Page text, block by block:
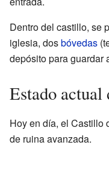
Dentro del castillo, se
iglesia, dosbóvedas
depósito para guardar
Estado
Hoy en día, el Castillo
de ruina avanzada.